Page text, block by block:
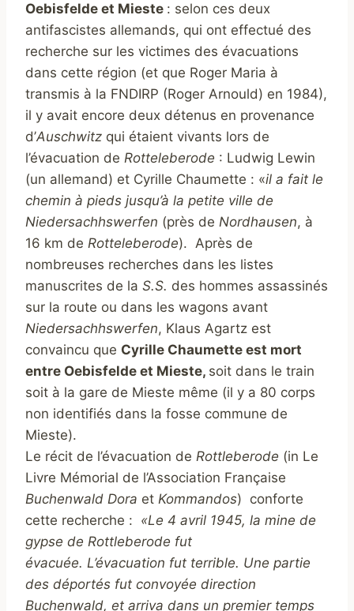
Oebisfelde et Mieste : selon ces deux
antifascistes allemands, qui ont effectué des
recherche sur les victimes des évacuations
dans cette région (et que Roger Maria à
transmis à la FNDIRP (Roger Arnould) en 1984),
il y avait encore deux détenus en provenance
d’Auschwitz qui étaient vivants lors de
l’évacuation de Rotteleberode : Ludwig Lewin
(un allemand) et Cyrille Chaumette : «il a fait le
chemin à pieds jusqu’à la petite ville de
Niedersachhswerfen (près de Nordhausen, à
16 km de Rotteleberode). Après de
nombreuses recherches dans les listes
manuscrites de la S.S. des hommes assassinés
sur la route ou dans les wagons avant
Niedersachhswerfen, Klaus Agartz est
convaincu que Cyrille Chaumette est mort
entre Oebisfelde et Mieste, soit dans le train
soit à la gare de Mieste même (il y a 80 corps
non identifiés dans la fosse commune de
Mieste).
Le récit de l’évacuation de Rottleberode (in Le
Livre Mémorial de l’Association Française
Buchenwald Dora et Kommandos) conforte
cette recherche : «Le 4 avril 1945, la mine de
gypse de Rottleberode fut
évacuée. L’évacuation fut terrible. Une partie
des déportés fut convoyée direction
Buchenwald, et arriva dans un premier temps